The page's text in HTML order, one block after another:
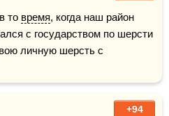
в то время, когда наш район
с государством по шерсти
личную шерсть с
+94